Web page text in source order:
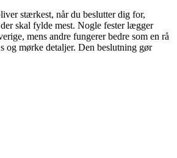
stærkest, når du beslutter dig for,
skal fylde mest. Nogle fester lægger
mens andre fungerer bedre som en rå
og mørke detaljer. Den beslutning gør